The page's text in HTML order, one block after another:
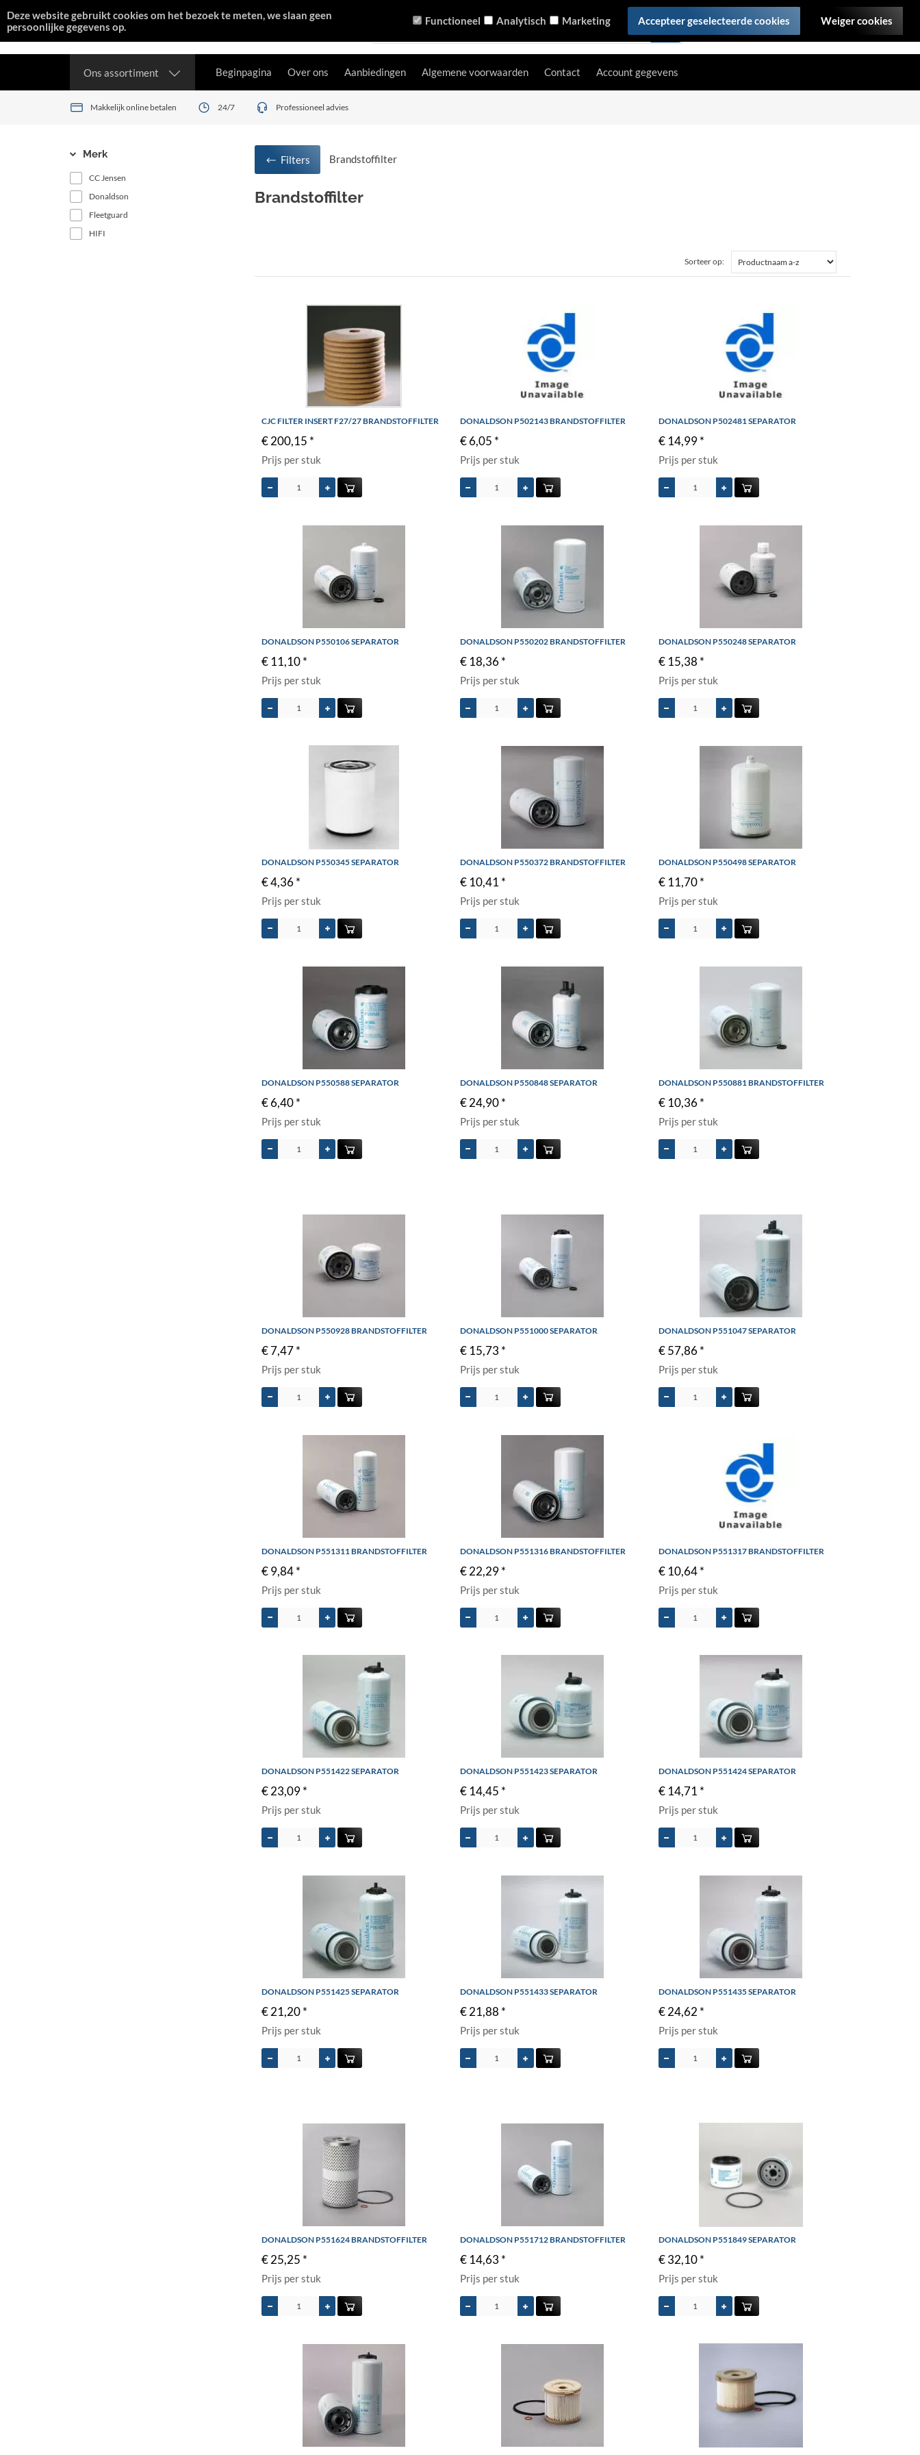
Ons assortiment Beginpagina Over ons Aanbiedingen Algemene voorwaarden Contact Account gegevens
Makkelijk online betalen 24/7 Professioneel advies
Merk
CC Jensen
Donaldson
Fleetguard
HIFI
Filters Brandstoffilter
Brandstoffilter
Sorteer op:
CJC FILTER INSERT F27/27 BRANDSTOFFILTER
€ 200,15 *
Prijs per stuk
DONALDSON P502143 BRANDSTOFFILTER
€ 6,05 *
Prijs per stuk
DONALDSON P502481 SEPARATOR
€ 14,99 *
Prijs per stuk
DONALDSON P550106 SEPARATOR
€ 11,10 *
Prijs per stuk
DONALDSON P550202 BRANDSTOFFILTER
€ 18,36 *
Prijs per stuk
DONALDSON P550248 SEPARATOR
€ 15,38 *
Prijs per stuk
DONALDSON P550345 SEPARATOR
€ 4,36 *
Prijs per stuk
DONALDSON P550372 BRANDSTOFFILTER
€ 10,41 *
Prijs per stuk
DONALDSON P550498 SEPARATOR
€ 11,70 *
Prijs per stuk
DONALDSON P550588 SEPARATOR
€ 6,40 *
Prijs per stuk
DONALDSON P550848 SEPARATOR
€ 24,90 *
Prijs per stuk
DONALDSON P550881 BRANDSTOFFILTER
€ 10,36 *
Prijs per stuk
DONALDSON P550928 BRANDSTOFFILTER
€ 7,47 *
Prijs per stuk
DONALDSON P551000 SEPARATOR
€ 15,73 *
Prijs per stuk
DONALDSON P551047 SEPARATOR
€ 57,86 *
Prijs per stuk
DONALDSON P551311 BRANDSTOFFILTER
€ 9,84 *
Prijs per stuk
DONALDSON P551316 BRANDSTOFFILTER
€ 22,29 *
Prijs per stuk
DONALDSON P551317 BRANDSTOFFILTER
€ 10,64 *
Prijs per stuk
DONALDSON P551422 SEPARATOR
€ 23,09 *
Prijs per stuk
DONALDSON P551423 SEPARATOR
€ 14,45 *
Prijs per stuk
DONALDSON P551424 SEPARATOR
€ 14,71 *
Prijs per stuk
DONALDSON P551425 SEPARATOR
€ 21,20 *
Prijs per stuk
DONALDSON P551433 SEPARATOR
€ 21,88 *
Prijs per stuk
DONALDSON P551435 SEPARATOR
€ 24,62 *
Prijs per stuk
DONALDSON P551624 BRANDSTOFFILTER
€ 25,25 *
Prijs per stuk
DONALDSON P551712 BRANDSTOFFILTER
€ 14,63 *
Prijs per stuk
DONALDSON P551849 SEPARATOR
€ 32,10 *
Prijs per stuk
Deze website gebruikt cookies om het bezoek te meten, we slaan geen
persoonlijke gegevens op.
Functioneel Analytisch Marketing Accepteer geselecteerde cookies Weiger cookies